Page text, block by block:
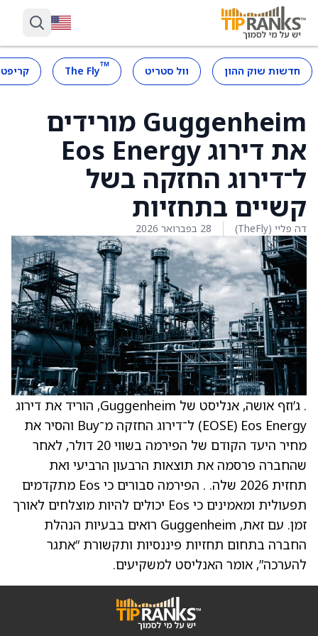
חדשות שוק ההון וול סטריט ™
The Fly
Guggenheim מורידים
את דירוג Eos Energy
ל־דירוג החזקה בשל
קשיים בתחזיות
דה פליי (TheFly) 28 בפברואר 2026
. ג’וזף אושה, אנליסט של Guggenheim, הוריד את דירוג
Eos Energy ‏(EOSE) ל־דירוג החזקה מ־Buy והסיר את
מחיר היעד הקודם של הפירמה בשווי 20 דולר, לאחר
שהחברה פרסמה את תוצאות הרבעון הרביעי ואת
תחזית 2026 שלה. . הפירמה סבורים כי Eos מתקדמים
תפעולית ומאמינים כי Eos יכולים להיות מוצלחים לאורך
זמן. עם זאת, Guggenheim רואים בבעיות הנהלת
החברה בתחום תחזיות פיננסיות ותקשורת “אתגר
להערכה”, אומר האנליסט למשקיעים.